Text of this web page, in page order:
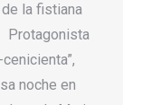
la fistiana
Protagonista
noche en